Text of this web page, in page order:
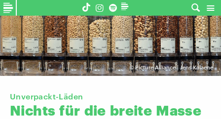
©Picture Alliance | Jens Kalaene
Unverpackt-Läden
Nichts für die breite Masse